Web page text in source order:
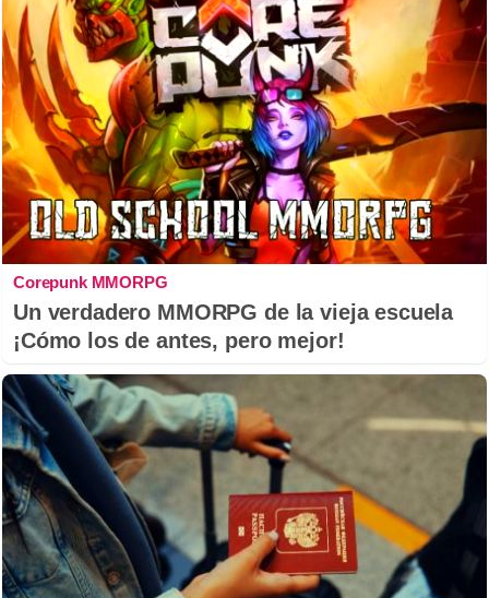
Corepunk MMORPG
Un verdadero MMORPG de la vieja escuela
¡Cómo los de antes, pero mejor!